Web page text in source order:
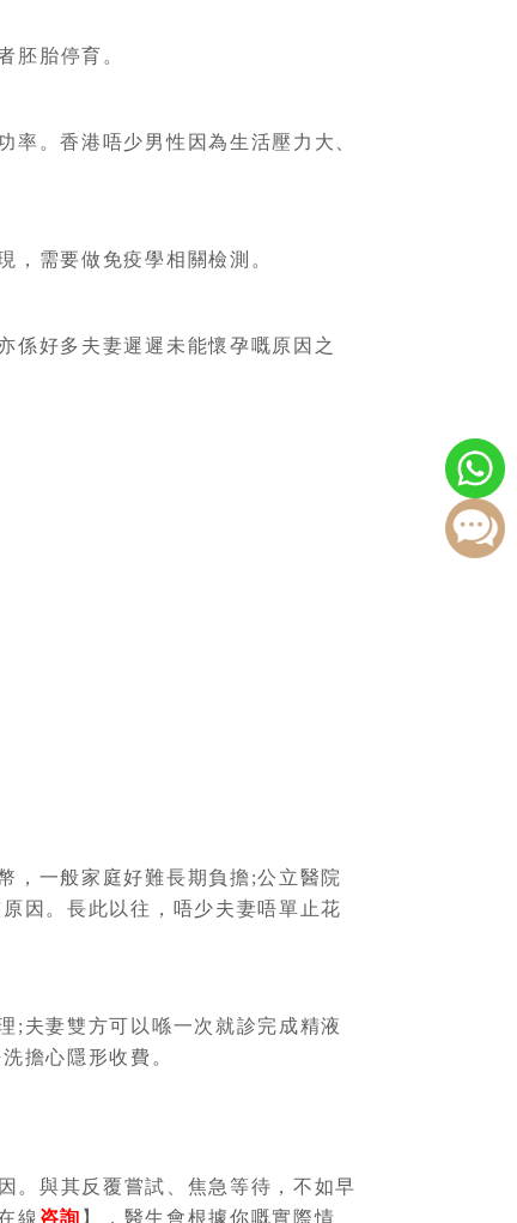
胚胎停育。
。香港唔少男性因為生活壓力大、
需要做免疫學相關檢測。
好多夫妻遲遲未能懷孕嘅原因之
一般家庭好難長期負擔;公立醫院
因。長此以往，唔少夫妻唔單止花
夫妻雙方可以喺一次就診完成精液
擔心隱形收費。
。與其反覆嘗試、焦急等待，不如早
線 咨詢 】，醫生會根據你嘅實際情